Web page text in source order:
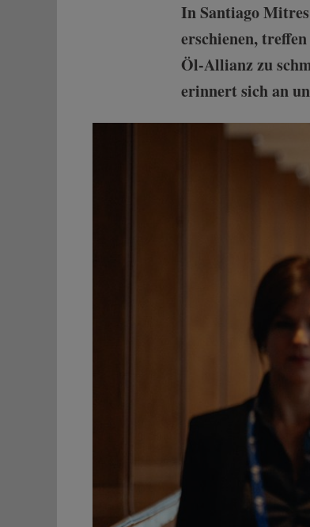
In Santiago
erschienen,
Öl-Allianz zu
erinnert sich an